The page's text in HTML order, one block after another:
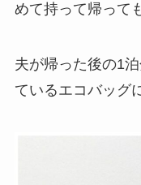
めて持って帰って
夫が帰った後の1
ているエコバッグ